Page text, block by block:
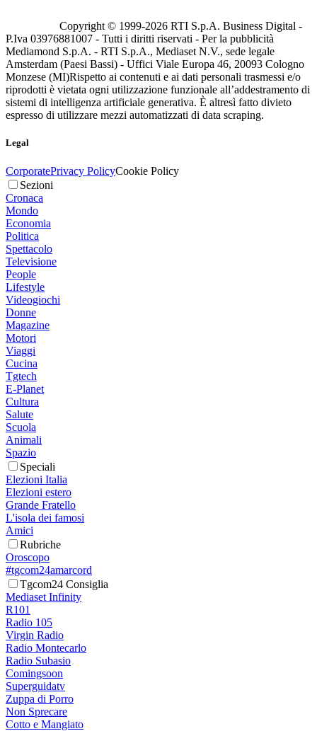
Copyright © 1999-2026 RTI S.p.A. Business Digital -
P.Iva 03976881007 - Tutti i diritti riservati - Per la pubblicità
Mediamond S.p.A. - RTI S.p.A., Mediaset N.V., sede legale
Amsterdam (Paesi Bassi) - Uffici Viale Europa 46, 20093 Cologno
Monzese (MI)Rispetto ai contenuti e ai dati personali trasmessi e/o
riprodotti è vietata ogni utilizzazione funzionale all’addestramento di
sistemi di intelligenza artificiale generativa. È altresì fatto divieto
espresso di utilizzare mezzi automatizzati di data scraping.
Legal
CorporatePrivacy PolicyCookie Policy
Sezioni
Cronaca
Mondo
Economia
Politica
Spettacolo
Televisione
People
Lifestyle
Videogiochi
Donne
Magazine
Motori
Viaggi
Cucina
Tgtech
E-Planet
Cultura
Salute
Scuola
Animali
Spazio
Speciali
Elezioni Italia
Elezioni estero
Grande Fratello
L'isola dei famosi
Amici
Rubriche
Oroscopo
#tgcom24amarcord
Tgcom24 Consiglia
Mediaset Infinity
R101
Radio 105
Virgin Radio
Radio Montecarlo
Radio Subasio
Comingsoon
Superguidatv
Zuppa di Porro
Non Sprecare
Cotto e Mangiato